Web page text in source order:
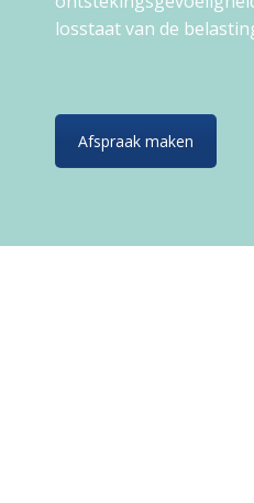
losstaat van de
Afspraak maken